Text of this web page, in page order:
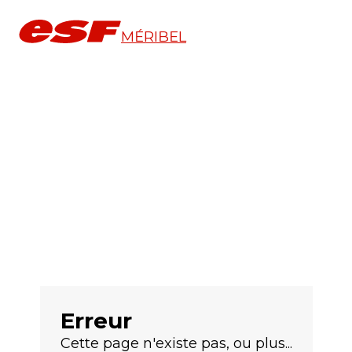
MÉRIBEL
Erreur
Cette page n'existe pas, ou plus...